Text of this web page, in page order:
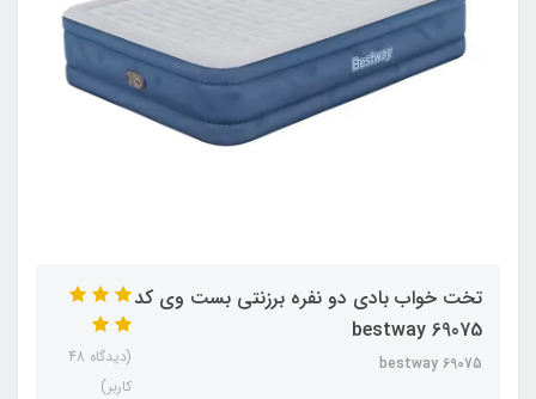
تخت خواب بادی دو نفره برزنتی بست وی کد
bestway 69075
bestway 69075
(دیدگاه 48
کاربر)